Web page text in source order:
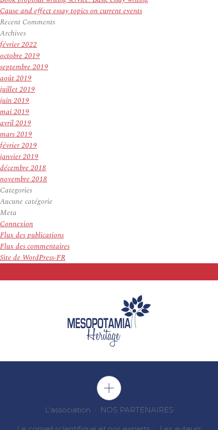
Cause and effect essay topics on current events
Recent Comments
Archives
février 2022
octobre 2019
septembre 2019
août 2019
juillet 2019
juin 2019
mai 2019
avril 2019
mars 2019
février 2019
janvier 2019
décembre 2018
novembre 2018
Categories
Aucune catégorie
Meta
Connexion
Flux des publications
Flux des commentaires
Site de WordPress-FR
L'association NOS PARTENAIRES